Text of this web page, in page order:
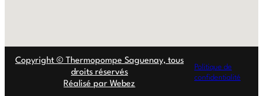
Copyright © Thermopompe Saguenay, tous
droits réservés
Réalisé par Webez
Politique de
confidentialité